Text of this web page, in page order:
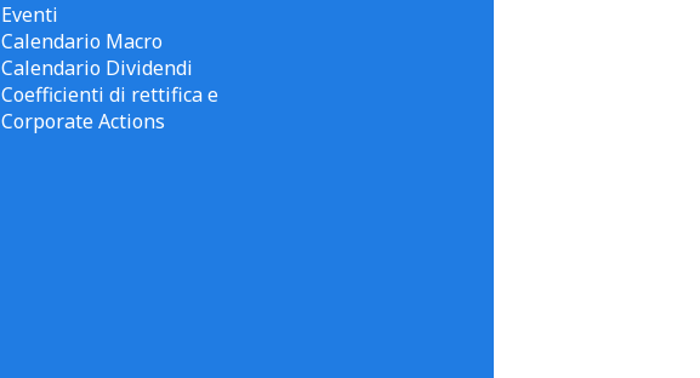
Eventi
Calendario Macro
Calendario Dividendi
Coefficienti di rettifica e
Corporate Actions